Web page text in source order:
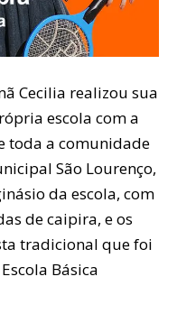
Cecilia realizou sua
escola com a
toda a comunidade
São Lourenço,
da escola, com
de caipira, e os
tradicional que foi
Básica